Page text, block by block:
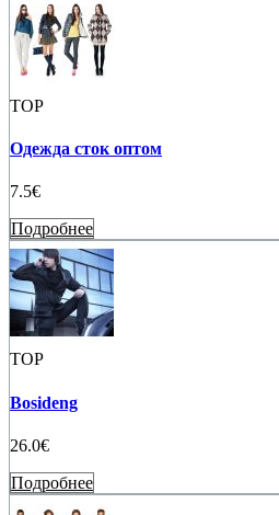
TOP
Одежда сток оптом
7.5€
Подробнее
TOP
Bosideng
26.0€
Подробнее